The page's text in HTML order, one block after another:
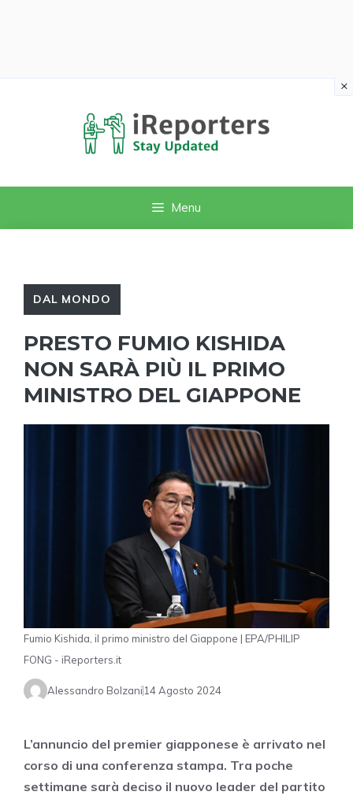
Menu
DAL MONDO
PRESTO FUMIO KISHIDA
NON SARÀ PIÙ IL PRIMO
MINISTRO DEL GIAPPONE
Fumio Kishida, il primo ministro del Giappone | EPA/PHILIP
FONG - iReporters.it
Alessandro Bolzani 14 Agosto 2024
L’annuncio del premier giapponese è arrivato nel
corso di una conferenza stampa. Tra poche
settimane sarà deciso il nuovo leader del partito
×